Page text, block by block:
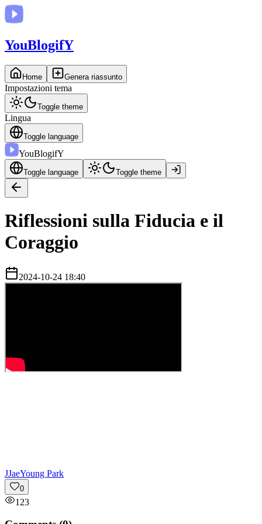
YouBlogifY
Home Genera riassunto
Impostazioni tema
Toggle theme
Lingua
Toggle language
YouBlogifY
Toggle language Toggle theme
Riflessioni sulla Fiducia e il
Coraggio
2024-10-24 18:40
JJaeYoung Park
0
123